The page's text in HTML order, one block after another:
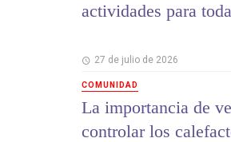
actividades para
27 de julio de 2026
COMUNIDAD
La importancia de
controlar los